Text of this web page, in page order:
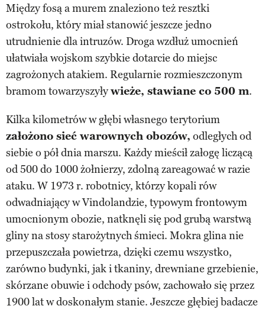
Między fosą a murem znaleziono też resztki
ostrokołu, który miał stanowić jeszcze jedno
utrudnienie dla intruzów. Droga wzdłuż umocnień
ułatwiała wojskom szybkie dotarcie do miejsc
zagrożonych atakiem. Regularnie rozmieszczonym
bramom towarzyszyływieże, stawiane co 500 m.
Kilka kilometrów w głębi własnego terytorium
założono sieć warownych obozów, odległych od
siebie o pół dnia marszu. Każdy mieścił załogę liczącą
od 500 do 1000 żołnierzy, zdolną zareagować w razie
ataku. W 1973 r. robotnicy, którzy kopali rów
odwadniający w Vindolandzie, typowym frontowym
umocnionym obozie, natknęli się pod grubą warstwą
gliny na stosy starożytnych śmieci. Mokra glina nie
przepuszczała powietrza, dzięki czemu wszystko,
zarówno budynki, jak i tkaniny, drewniane grzebienie,
skórzane obuwie i odchody psów, zachowało się przez
1900 lat w doskonałym stanie. Jeszcze głębiej badacze